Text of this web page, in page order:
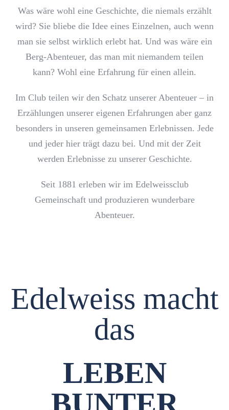
Was wäre wohl eine Geschichte, die niemals erzählt
wird? Sie bliebe die Idee eines Einzelnen, auch wenn
man sie selbst wirklich erlebt hat. Und was wäre ein
Berg-Abenteuer, das man mit niemandem teilen
kann? Wohl eine Erfahrung für einen allein.
Im Club teilen wir den Schatz unserer Abenteuer – in
Erzählungen unserer eigenen Erfahrungen aber ganz
besonders in unseren gemeinsamen Erlebnissen. Jede
und jeder hier trägt dazu bei. Und mit der Zeit
werden Erlebnisse zu unserer Geschichte.
Seit 1881 erleben wir im Edelweissclub
Gemeinschaft und produzieren wunderbare
Abenteuer.
Edelweiss macht
das
LEBEN